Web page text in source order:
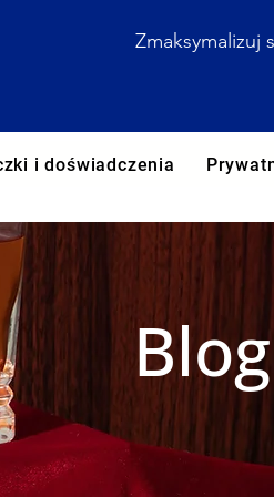
Zmaksymalizuj
i doświadczenia